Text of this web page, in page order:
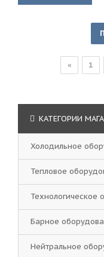
« 1
КАТЕГОРИИ
Холодильное
Тепловое
Технологическое
Барное
Нейтральное